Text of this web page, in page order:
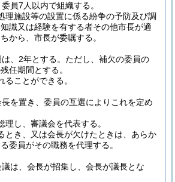
員7人以内で組織する。
理施設等の設置に係る紛争の予防及び調
識又は経験を有する者その他市長が適
から、市長が委嘱する。
、2年とする。 ただし、補欠の委員の
任期間とする。
ることができる。
を置き、委員の互選によりこれを定め
理し、審議会を代表する。
とき、又は会長が欠けたときは、あらか
委員がその職務を代理する。
は、会長が招集し、会長が議長とな